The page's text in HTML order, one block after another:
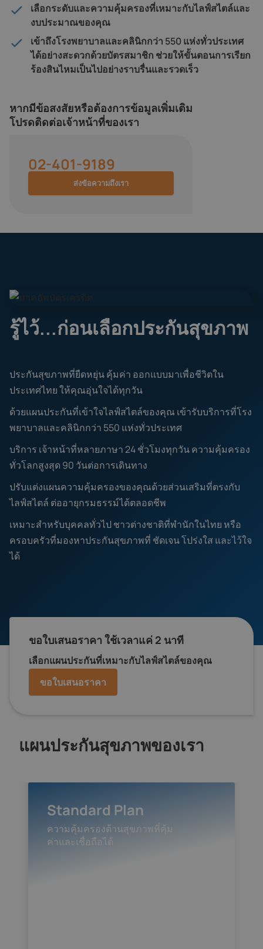
เลือกระดับและความคุ้มครองที่เหมาะกับไลฟ์สไตล์และ
งบประมาณของคุณ
เข้าถึงโรงพยาบาลและคลินิกกว่า 550 แห่งทั่วประเทศ
ได้อย่างสะดวกด้วยบัตรสมาชิก ช่วยให้ขั้นตอนการเรียก
ร้องสินไหมเป็นไปอย่างราบรื่นและรวดเร็ว
หากมีข้อสงสัยหรือต้องการข้อมูลเพิ่มเติม
โปรดติดต่อเจ้าหน้าที่ของเรา
02-401-9189
ส่งข้อความถึงเรา
รู้ไว้...ก่อนเลือกประกันสุขภาพ
ประกันสุขภาพที่ยืดหยุ่น คุ้มค่า ออกแบบมาเพื่อชีวิตใน
ประเทศไทย ให้คุณอุ่นใจได้ทุกวัน
ด้วยแผนประกันที่เข้าใจไลฟ์สไตล์ของคุณ เข้ารับบริการที่โรง
พยาบาลและคลินิกกว่า 550 แห่งทั่วประเทศ
บริการ เจ้าหน้าที่หลายภาษา 24 ชั่วโมงทุกวัน ความคุ้มครอง
ทั่วโลกสูงสุด 90 วันต่อการเดินทาง
ปรับแต่งแผนความคุ้มครองของคุณด้วยส่วนเสริมที่ตรงกับ
ไลฟ์สไตล์ ต่ออายุกรมธรรม์ได้ตลอดชีพ
เหมาะสำหรับบุคคลทั่วไป ชาวต่างชาติที่พำนักในไทย หรือ
ครอบครัวที่มองหาประกันสุขภาพที่ ชัดเจน โปร่งใส และไว้ใจ
ได้
ขอใบเสนอราคา ใช้เวลาแค่ 2 นาที
เลือกแผนประกันที่เหมาะกับไลฟ์สไตล์ของคุณ
ขอใบเสนอราคา
แผนประกันสุขภาพของเรา
Standard Plan
ความคุ้มครองด้านสุขภาพที่คุ้ม
ค่าและเชื่อถือได้